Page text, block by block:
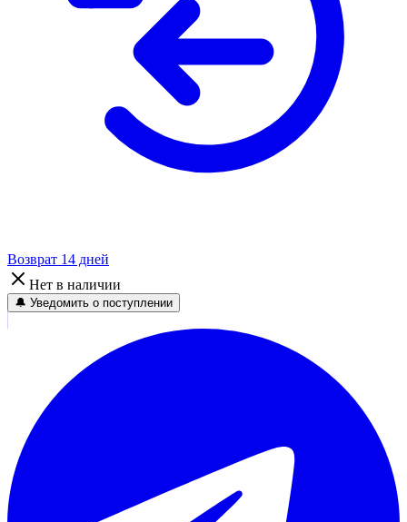
Возврат 14 дней
Нет в наличии
🔔 Уведомить о поступлении